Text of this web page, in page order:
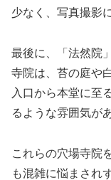
少なく、写真撮影
最後に、「法然院
寺院は、苔の庭や
入口から本堂に至
るような雰囲気が
これらの穴場寺院
も混雑に悩まされ